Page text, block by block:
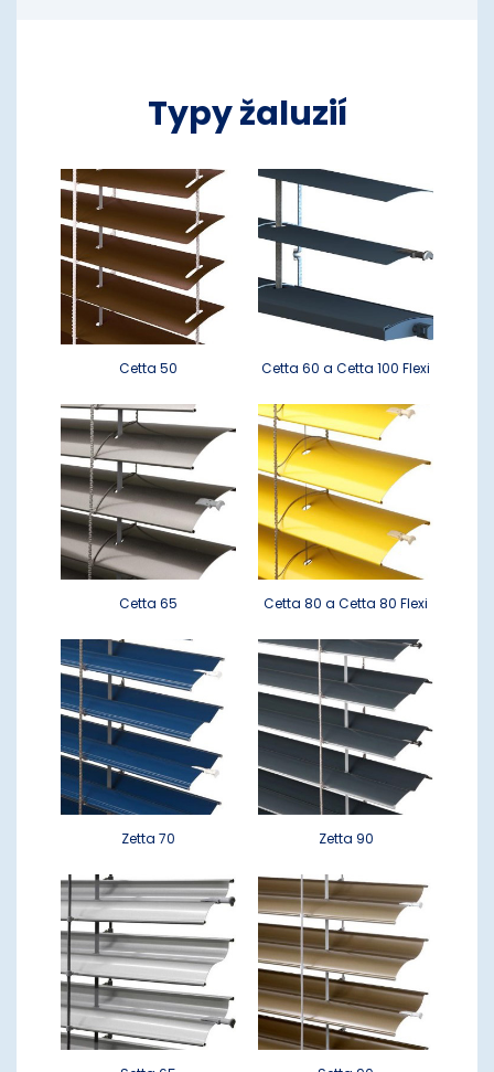
Typy žaluzií
Cetta 50 Cetta 60 a Cetta 100 Flexi
Cetta 65 Cetta 80 a Cetta 80 Flexi
Zetta 70 Zetta 90